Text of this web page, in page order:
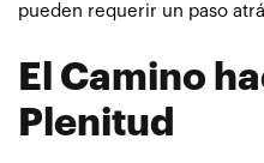
pueden requerir un paso
El Camino
Plenitud